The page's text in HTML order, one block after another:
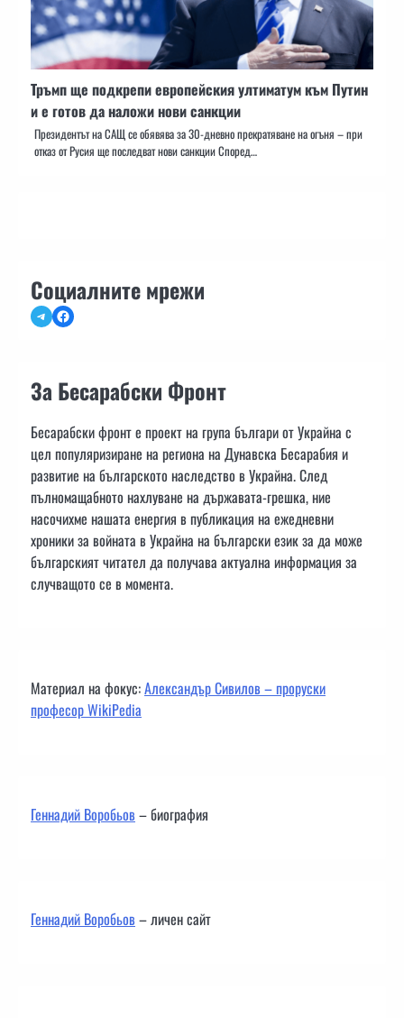
Тръмп ще подкрепи европейския ултиматум към Путин
и е готов да наложи нови санкции
Президентът на САЩ се обявява за 30-дневно прекратяване на огъня – при
отказ от Русия ще последват нови санкции Според…
Социалните мрежи
TelegramFacebook
За Бесарабски Фронт
Бесарабски фронт е проект на група българи от Украйна с
цел популяризиране на региона на Дунавска Бесарабия и
развитие на българското наследство в Украйна. След
пълномащабното нахлуване на държавата-грешка, ние
насочихме нашата енергия в публикация на ежедневни
хроники за войната в Украйна на български език за да може
българският читател да получава актуална информация за
случващото се в момента.
Материал на фокус:Александър Сивилов – проруски
професор WikiPedia
Геннадий Воробьов– биография
Геннадий Воробьов– личен сайт